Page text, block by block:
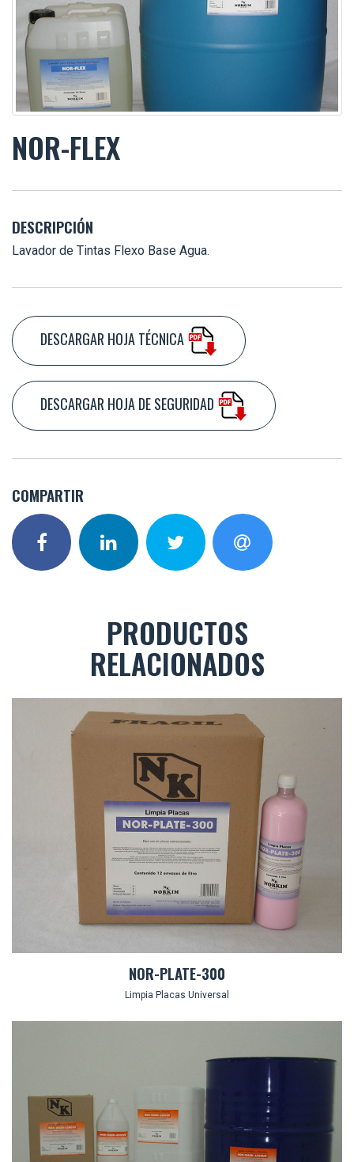
NOR-FLEX
DESCRIPCIÓN
Lavador de Tintas Flexo Base Agua.
DESCARGAR HOJA TÉCNICA
DESCARGAR HOJA DE SEGURIDAD
COMPARTIR
PRODUCTOS
RELACIONADOS
NOR-PLATE-300
Limpia Placas Universal